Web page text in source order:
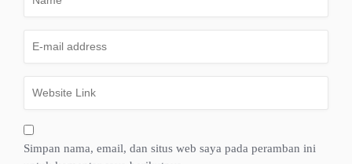
Simpan nama, email, dan situs web saya pada peramban ini